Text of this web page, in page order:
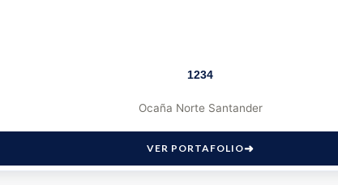
1234
Ocaña Norte Santander
VER PORTAFOLIO